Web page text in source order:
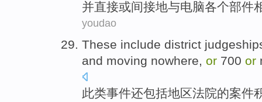
并直接或间接地与电脑各个部件
youdao
These include district
and moving nowhere, or 700 or
此类事件还包括地区法院的案件